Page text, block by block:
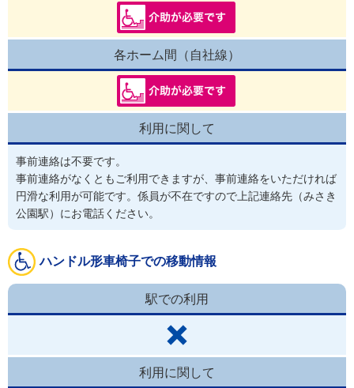
各ホーム間（自社線）
利用に関して
事前連絡は不要です。
事前連絡がなくともご利用できますが、事前連絡をいただければ
円滑な利用が可能です。係員が不在ですので上記連絡先（みさき
公園駅）にお電話ください。
ハンドル形車椅子での移動情報
駅での利用
利用に関して